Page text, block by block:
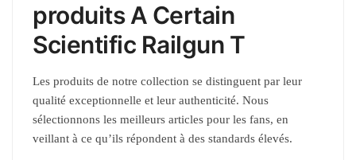
produits A Certain
Scientific Railgun T
Les produits de notre collection se distinguent par leur
qualité exceptionnelle et leur authenticité. Nous
sélectionnons les meilleurs articles pour les fans, en
veillant à ce qu’ils répondent à des standards élevés.